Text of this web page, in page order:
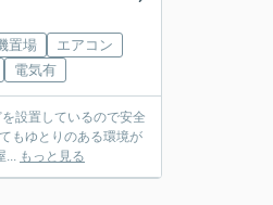
置場
エアコン
電気有
設置しているので安全
もゆとりのある環境が
... もっと見る